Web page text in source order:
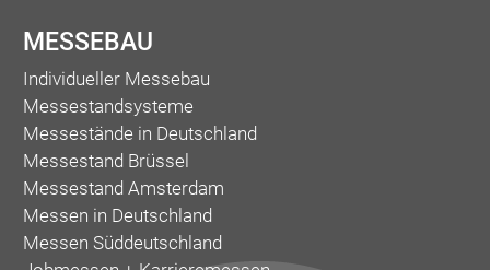
MESSEBAU
Individueller Messebau
Messestandsysteme
Messestände in Deutschland
Messestand Brüssel
Messestand Amsterdam
Messen in Deutschland
Messen Süddeutschland